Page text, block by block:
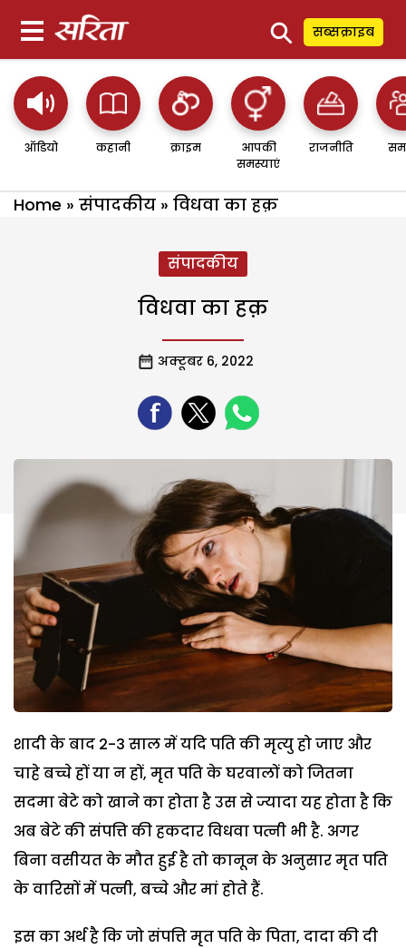
⚲ सब्सक्राइब
ऑडियो कहानी क्राइम
आपकी
समस्याएं
राजनीति
Home » संपादकीय » विधवा का हक़
संपादकीय
विधवा का हक़
अक्टूबर 6, 2022
शादी के बाद 2-3 साल में यदि पति की मृत्यु हो जाए और
चाहे बच्चे हों या न हों, मृत पति के घरवालों को जितना
सदमा बेटे को खाने का होता है उस से ज्यादा यह होता है कि
अब बेटे की संपत्ति की हकदार विधवा पत्नी भी है. अगर
बिना वसीयत के मौत हुई है तो कानून के अनुसार मृत पति
के वारिसों में पत्नी, बच्चे और मां होते हैं.
इस का अर्थ है कि जो संपत्ति मृत पति के पिता, दादा की दी